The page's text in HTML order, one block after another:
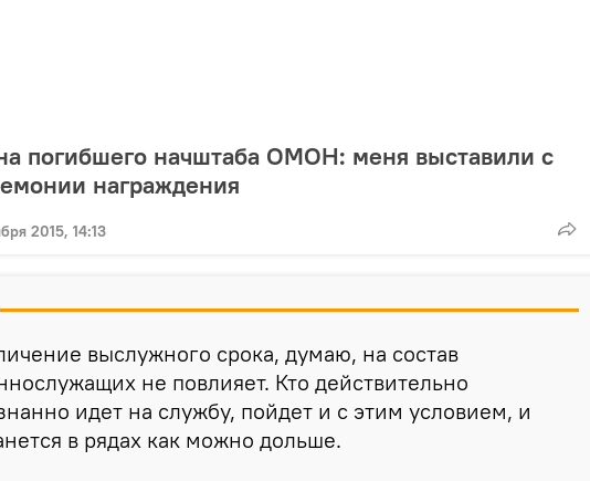
погибшего начштаба ОМОН: меня выставили с
награждения
2015, 14:13
выслужного срока, думаю, на состав
не повлияет. Кто действительно
идет на службу, пойдет и с этим условием, и
в рядах как можно дольше.